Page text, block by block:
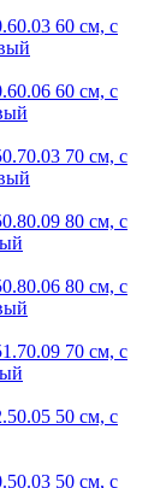
60 см, с
60 см, с
70 см, с
80 см, с
80 см, с
70 см, с
50 см, с
50 см, с